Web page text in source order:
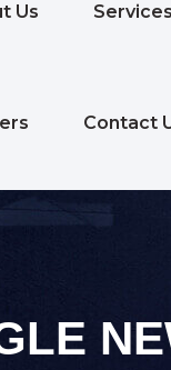
Us Services
Contact